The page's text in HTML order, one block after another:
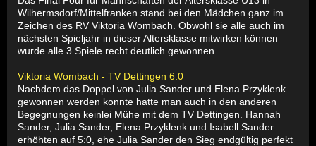
Wilhermsdorf/Mittelfranken stand bei den Mädchen ganz im
Zeichen des RV Viktoria Wombach. Obwohl sie alle auch im
nächsten Spieljahr in dieser Altersklasse mitwirken können
wurde alle 3 Spiele recht deutlich gewonnen.
Viktoria Wombach - TV Dettingen 6:0
Nachdem das Doppel von Julia Sander und Elena Przyklenk
gewonnen werden konnte hatte man auch in den anderen
Begegnungen keinlei Mühe mit dem TV Dettingen. Hannah
Sander, Julia Sander, Elena Przyklenk und Isabell Sander
erhöhten auf 5:0, ehe Julia Sander den Sieg endgültig perfekt